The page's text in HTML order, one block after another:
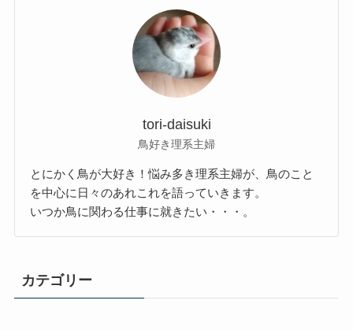
tori-daisuki
鳥好き理系主婦
とにかく鳥が大好き！悩み多き理系主婦が、鳥のこと
を中心に日々のあれこれを語っていきます。
いつか鳥に関わる仕事に就きたい・・・。
カテゴリー